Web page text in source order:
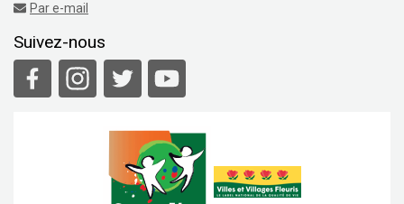
Par e-mail
Suivez-nous